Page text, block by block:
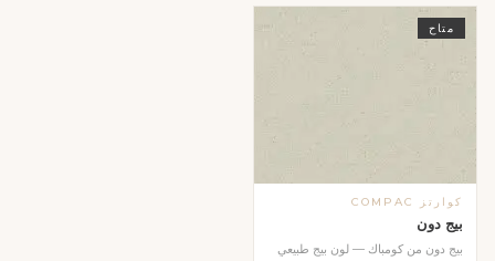
متاح
كوارتز COMPAC
بيج دون
بيج دون من كومباك — لون بيج طبيعي